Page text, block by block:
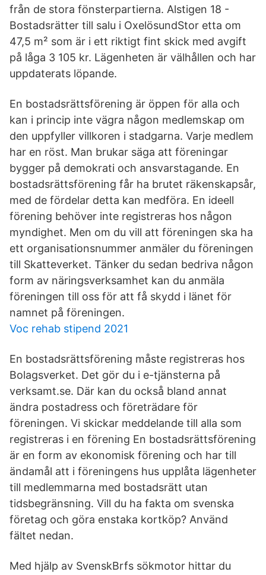
från de stora fönsterpartierna. Alstigen 18 -
Bostadsrätter till salu i OxelösundStor etta om
47,5 m² som är i ett riktigt fint skick med avgift
på låga 3 105 kr. Lägenheten är välhållen och har
uppdaterats löpande.
En bostadsrättsförening är öppen för alla och
kan i princip inte vägra någon medlemskap om
den uppfyller villkoren i stadgarna. Varje medlem
har en röst. Man brukar säga att föreningar
bygger på demokrati och ansvarstagande. En
bostadsrättsförening får ha brutet räkenskapsår,
med de fördelar detta kan medföra. En ideell
förening behöver inte registreras hos någon
myndighet. Men om du vill att föreningen ska ha
ett organisationsnummer anmäler du föreningen
till Skatteverket. Tänker du sedan bedriva någon
form av näringsverksamhet kan du anmäla
föreningen till oss för att få skydd i länet för
namnet på föreningen.
Voc rehab stipend 2021
En bostadsrättsförening måste registreras hos
Bolagsverket. Det gör du i e-tjänsterna på
verksamt.se. Där kan du också bland annat
ändra postadress och företrädare för
föreningen. Vi skickar meddelande till alla som
registreras i en förening En bostadsrättsförening
är en form av ekonomisk förening och har till
ändamål att i föreningens hus upplåta lägenheter
till medlemmarna med bostadsrätt utan
tidsbegränsning. Vill du ha fakta om svenska
företag och göra enstaka kortköp? Använd
fältet nedan.
Med hjälp av SvenskBrfs sökmotor hittar du